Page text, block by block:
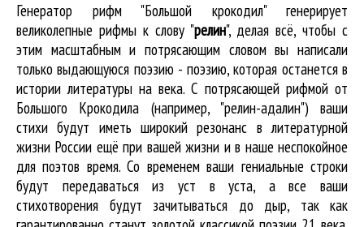
Генератор рифм "Большой крокодил" генерирует
великолепные рифмы к слову "релин", делая всё, чтобы с
этим масштабным и потрясающим словом вы написали
только выдающуюся поэзию - поэзию, которая останется в
истории литературы на века. С потрясающей рифмой от
Большого Крокодила (например, "релин-адалин") ваши
стихи будут иметь широкий резонанс в литературной
жизни России ещё при вашей жизни и в наше неспокойное
для поэтов время. Со временем ваши гениальные строки
будут передаваться из уст в уста, а все ваши
стихотворения будут зачитываться до дыр, так как